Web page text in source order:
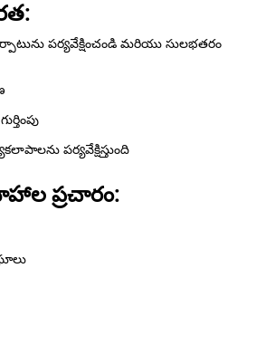
పర్యవేక్షించండి మరియు సులభతరం
పర్యవేక్షిస్తుంది
ప్రచారం: